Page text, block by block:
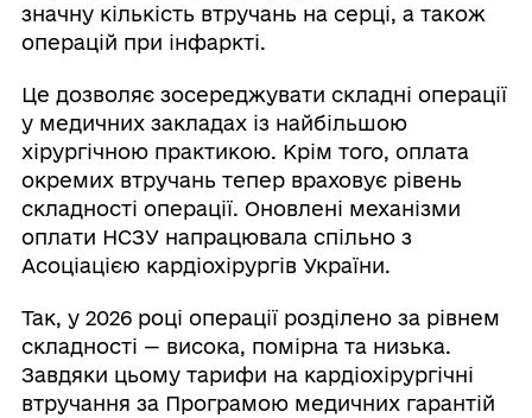
значну кількість втручань на серці, а також
операцій при інфаркті.
Це дозволяє зосереджувати складні операції
у медичних закладах із найбільшою
хірургічною практикою. Крім того, оплата
окремих втручань тепер враховує рівень
складності операції. Оновлені механізми
оплати НСЗУ напрацювала спільно з
Асоціацією кардіохірургів України.
Так, у 2026 році операції розділено за рівнем
складності — висока, помірна та низька.
Завдяки цьому тарифи на кардіохірургічні
втручання за Програмою медичних гарантій